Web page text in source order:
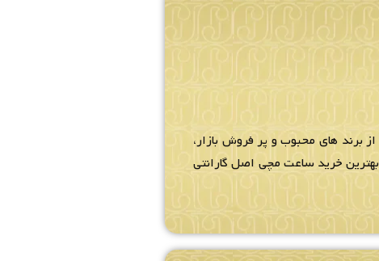
از برند های محبوب و پر فروش بازار،
خرید ساعت مچی اصل گارانتی